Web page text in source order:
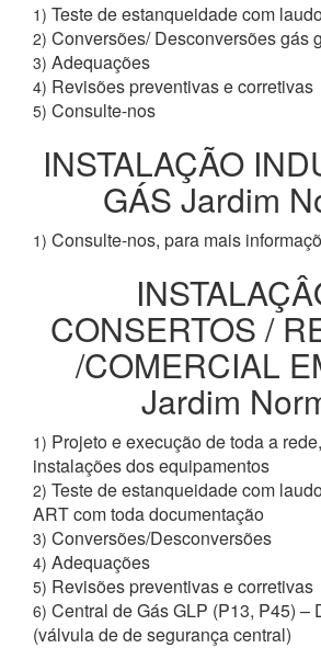
1) Teste de estanqueidade com
2) Conversões/ Desconversões gás
3) Adequações
4) Revisões preventivas e corretivas
5) Consulte-nos
INSTALAÇÃO
GÁS Jardim
1) Consulte-nos, para mais
CONSERTOS /
/COMERCIAL
Jardim
1) Projeto e execução de toda a
instalações dos equipamentos
2) Teste de estanqueidade com
ART com toda documentação
3) Conversões/Desconversões
4) Adequações
5) Revisões preventivas e corretivas
6) Central de Gás GLP (P13, P45) –
(válvula de de segurança central)